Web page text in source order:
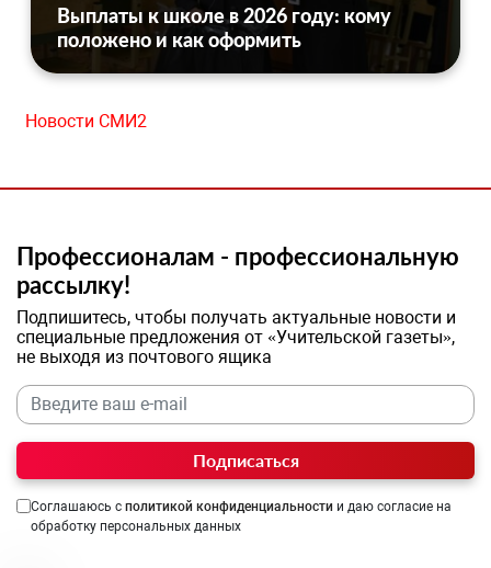
Выплаты к школе в 2026 году: кому
положено и как оформить
Новости СМИ2
Профессионалам - профессиональную
рассылку!
Подпишитесь, чтобы получать актуальные новости и
специальные предложения от «Учительской газеты»,
не выходя из почтового ящика
Подписаться
Соглашаюсь с политикой конфиденциальности и даю согласие на
обработку персональных данных